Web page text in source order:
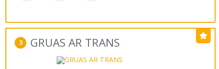
3 GRUAS AR TRANS